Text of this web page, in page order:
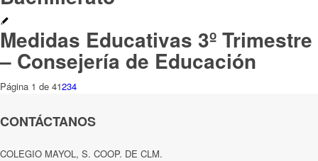
Medidas Educativas 3º Trimestre
– Consejería de Educación
Página 1 de 41234
CONTÁCTANOS
COLEGIO MAYOL, S. COOP. DE CLM.